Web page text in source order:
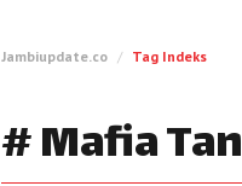
Jambiupdate.co Tag Indeks
# Mafia